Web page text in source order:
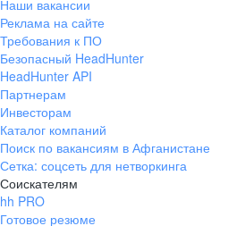
Наши вакансии
Реклама на сайте
Требования к ПО
Безопасный HeadHunter
HeadHunter API
Партнерам
Инвесторам
Каталог компаний
Поиск по вакансиям в Афганистане
Сетка: соцсеть для нетворкинга
Соискателям
hh PRO
Готовое резюме